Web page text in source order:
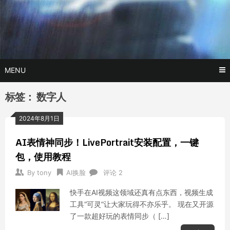
托尼不是
塔克
玩转AI黑科技,AI换脸，AI绘画，AI聊天….
MENU
标签： 数字人
2024年8月1日
AI表情神同步！LivePortrait安装配置，一键
包，使用教程
By tony AI换脸 评论 2
快手在AI视频这领域还真有点东西，视频生成
工具“可灵”让大家玩得不亦乐乎。 现在又开源
了一款超好玩的表情同步（ […]